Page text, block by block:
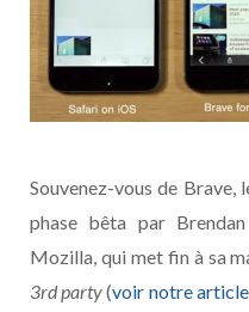
Souvenez-vous de Brave,
phase bêta par
Mozilla, qui met fin à sa
3rd party(voir notre article